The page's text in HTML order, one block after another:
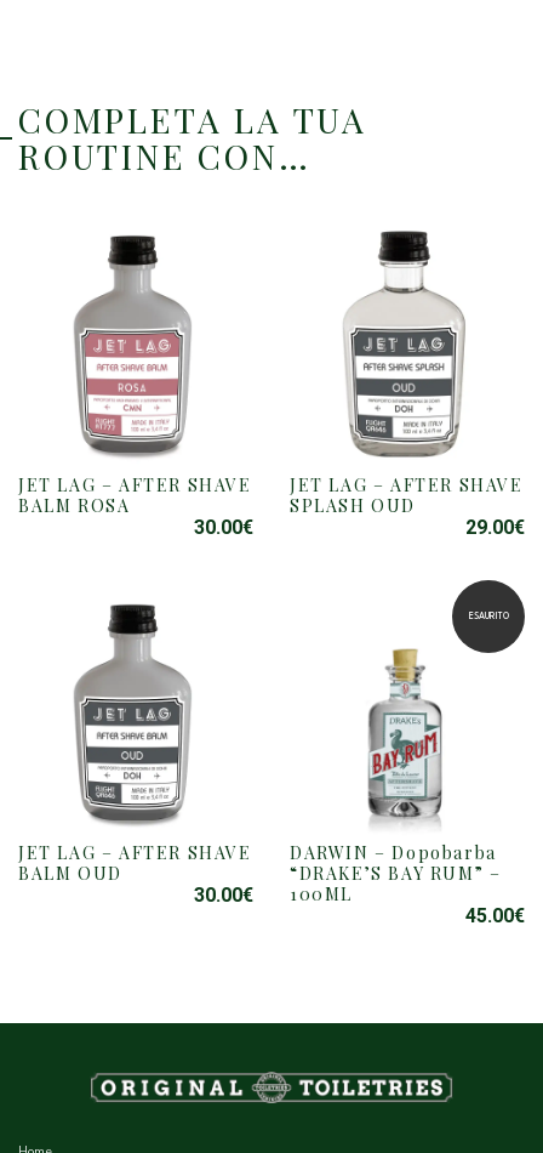
COMPLETA LA TUA
ROUTINE CON…
JET LAG – AFTER SHAVE
BALM ROSA
30.00€
JET LAG – AFTER SHAVE
SPLASH OUD
29.00€
JET LAG – AFTER SHAVE
BALM OUD
30.00€
ESAURITO
DARWIN – Dopobarba
“DRAKE’S BAY RUM” –
100ML
45.00€